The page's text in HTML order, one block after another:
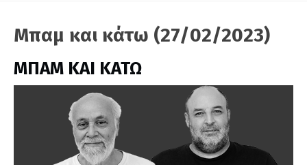
Μπαμ και κάτω (27/02/2023)
ΜΠΑΜ ΚΑΙ ΚΑΤΩ